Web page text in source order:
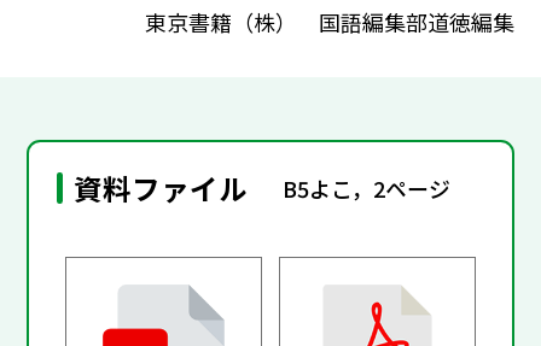
東京書籍（株） 国語編集部道徳編集
資料ファイル B5よこ，2ページ